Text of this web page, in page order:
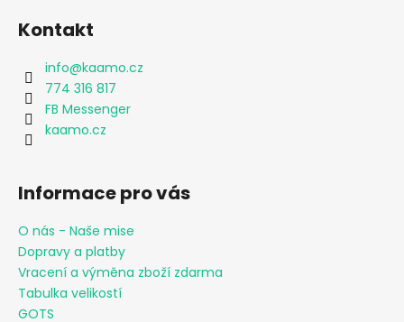
Kontakt
info@kaamo.cz
774 316 817
FB Messenger
kaamo.cz
Informace pro vás
O nás - Naše mise
Dopravy a platby
Vracení a výměna zboží zdarma
Tabulka velikostí
GOTS